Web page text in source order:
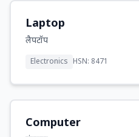
Laptop
लैपटॉप
Electronics HSN: 8471
Computer